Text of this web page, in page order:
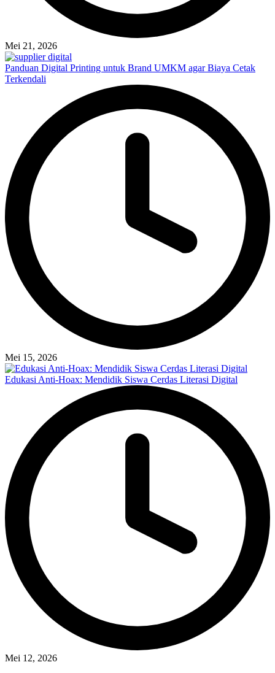
Mei 21, 2026
Panduan Digital Printing untuk Brand UMKM agar Biaya Cetak
Terkendali
Mei 15, 2026
Edukasi Anti-Hoax: Mendidik Siswa Cerdas Literasi Digital
Mei 12, 2026